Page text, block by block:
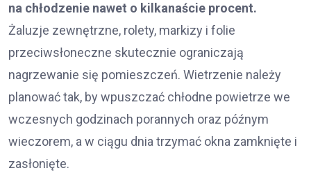
na chłodzenie nawet o kilkanaście procent.
Żaluzje zewnętrzne, rolety, markizy i folie
przeciwsłoneczne skutecznie ograniczają
nagrzewanie się pomieszczeń. Wietrzenie należy
planować tak, by wpuszczać chłodne powietrze we
wczesnych godzinach porannych oraz późnym
wieczorem, a w ciągu dnia trzymać okna zamknięte i
zasłonięte.